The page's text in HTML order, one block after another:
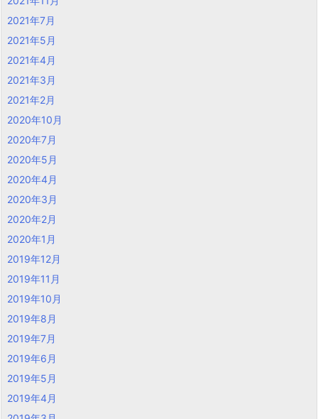
2021年7月
2021年5月
2021年4月
2021年3月
2021年2月
2020年10月
2020年7月
2020年5月
2020年4月
2020年3月
2020年2月
2020年1月
2019年12月
2019年11月
2019年10月
2019年8月
2019年7月
2019年6月
2019年5月
2019年4月